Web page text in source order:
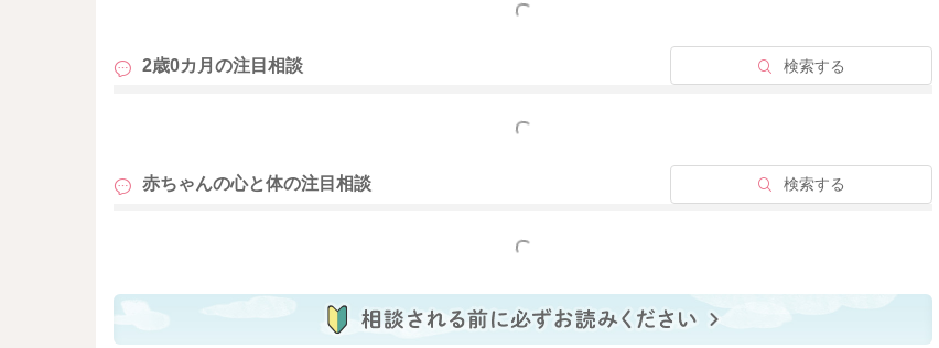
もっと見る
2歳0カ月の注目相談 検索する
もっと見る
赤ちゃんの心と体の注目相談 検索する
もっと見る